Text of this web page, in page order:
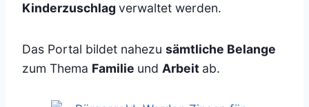
Kinderzuschlag verwaltet werden.
Das Portal bildet nahezu sämtliche Belange
zum Thema Familie und Arbeit ab.